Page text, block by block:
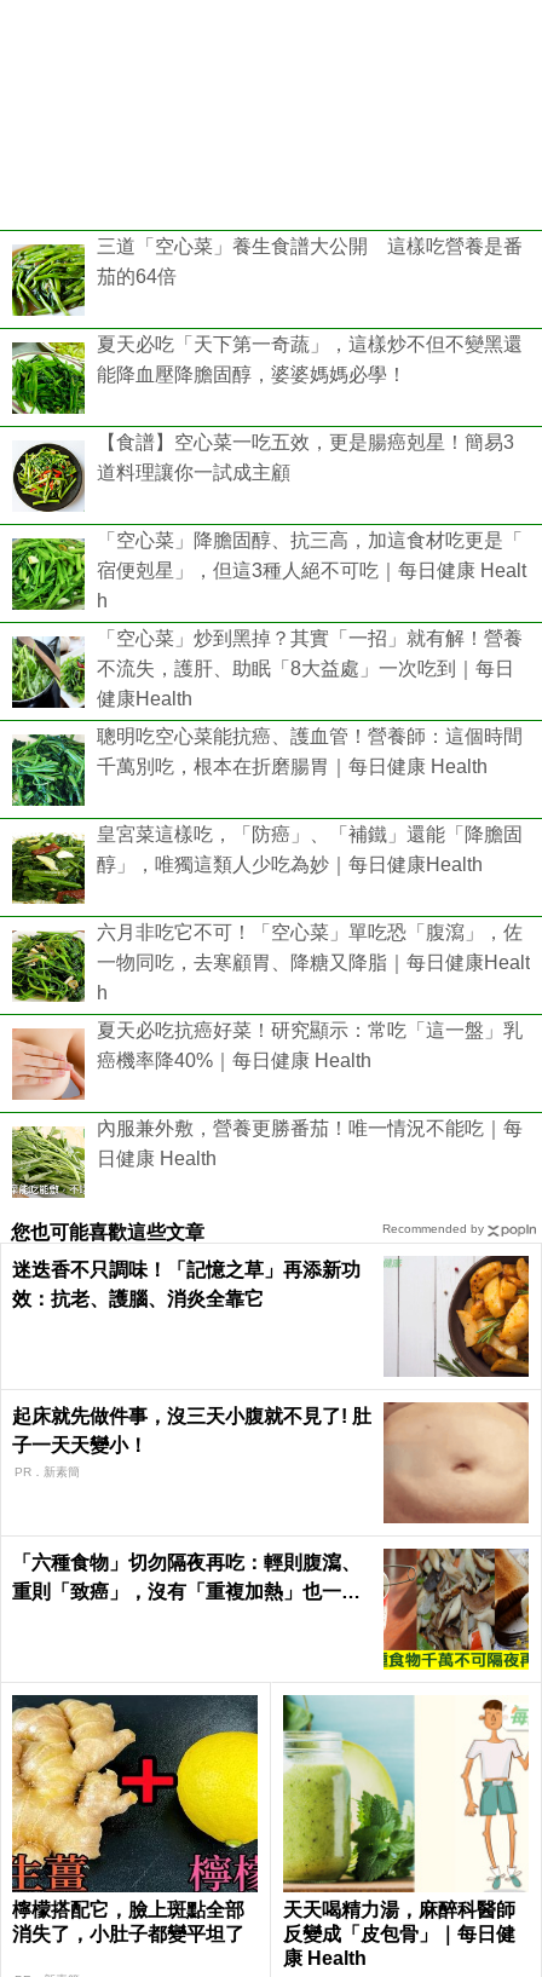
三道「空心菜」養生食譜大公開 這樣吃營養是番
茄的64倍
夏天必吃「天下第一奇蔬」，這樣炒不但不變黑還
能降血壓降膽固醇，婆婆媽媽必學！
【食譜】空心菜一吃五效，更是腸癌剋星！簡易3
道料理讓你一試成主顧
「空心菜」降膽固醇、抗三高，加這食材吃更是「
宿便剋星」，但這3種人絕不可吃｜每日健康 Healt
h
「空心菜」炒到黑掉？其實「一招」就有解！營養
不流失，護肝、助眠「8大益處」一次吃到｜每日
健康Health
聰明吃空心菜能抗癌、護血管！營養師：這個時間
千萬別吃，根本在折磨腸胃｜每日健康 Health
皇宮菜這樣吃，「防癌」、「補鐵」還能「降膽固
醇」，唯獨這類人少吃為妙｜每日健康Health
六月非吃它不可！「空心菜」單吃恐「腹瀉」，佐
一物同吃，去寒顧胃、降糖又降脂｜每日健康Healt
h
夏天必吃抗癌好菜！研究顯示：常吃「這一盤」乳
癌機率降40%｜每日健康 Health
內服兼外敷，營養更勝番茄！唯一情況不能吃｜每
日健康 Health
您也可能喜歡這些文章
迷迭香不只調味！「記憶之草」再添新功
效：抗老、護腦、消炎全靠它
起床就先做件事，沒三天小腹就不見了! 肚
子一天天變小！
PR．新素簡
「六種食物」切勿隔夜再吃：輕則腹瀉、
重則「致癌」，沒有「重複加熱」也一
檸檬搭配它，臉上斑點全部
消失了，小肚子都變平坦了
天天喝精力湯，麻醉科醫師
反變成「皮包骨」｜每日健
康 Health
Recommended by